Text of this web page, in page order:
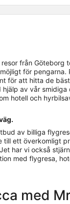
från
för
att hitta de
av vår
hotell och
av billiga
till ett överkomligt
har vi också
med flygresa,
med